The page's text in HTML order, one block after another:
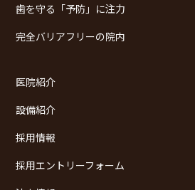
歯を守る「予防」に注力
完全バリアフリーの院内
医院紹介
設備紹介
採用情報
採用エントリーフォーム